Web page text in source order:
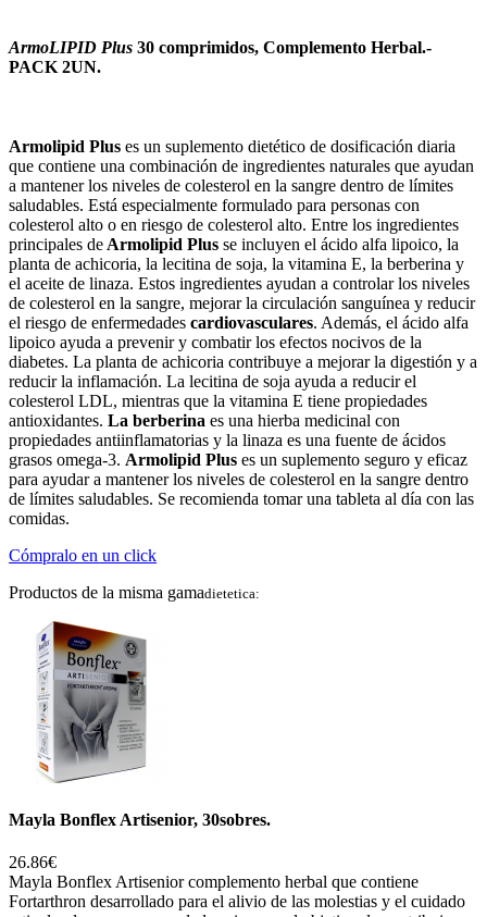
ArmoLIPID Plus 30 comprimidos, Complemento Herbal.-
PACK 2UN.
Armolipid Plus es un suplemento dietético de dosificación diaria
que contiene una combinación de ingredientes naturales que ayudan
a mantenerlos niveles de colesterol en la sangre dentro de límites
saludables. Está especialmente formulado para personas con
colesterol alto o en riesgo de colesterol alto. Entre los ingredientes
principales de Armolipid Plus se incluyen el ácido alfa lipoico, la
planta de achicoria, la lecitina de soja, la vitamina E, la berberina y
el aceite de linaza. Estos ingredientes ayudan a controlarlos niveles
de colesterol en la sangre, mejorarla circulación sanguínea y reducir
el riesgo de enfermedades cardiovasculares. Además, el ácido alfa
lipoico ayuda a preveniry combatirlos efectos nocivos de la
diabetes. La planta de achicoria contribuye a mejorarla digestión y a
reducirla inflamación. La lecitina de soja ayuda a reducirel
colesterol LDL, mientras que la vitamina E tiene propiedades
antioxidantes. La berberina es una hierba medicinal con
propiedades antiinflamatorias y la linaza es una fuente de ácidos
grasos omega-3. Armolipid Plus es un suplemento seguro y eficaz
para ayudara mantenerlos niveles de colesterol en la sangre dentro
de límites saludables. Se recomienda tomaruna tableta al día con las
comidas.
Cómpralo en un click
Productos de la misma gamadietetica:
Mayla Bonflex Artisenior, 30sobres.
26.86€
Mayla Bonflex Artisenior complemento herbal que contiene
Fortarthron desarrollado para el alivio de las molestias y el cuidado